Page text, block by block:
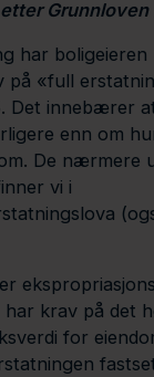
Grunnloven
har boligeieren
på «full
Det innebærer
enn om
De nærmere
vi i
krav på det
for